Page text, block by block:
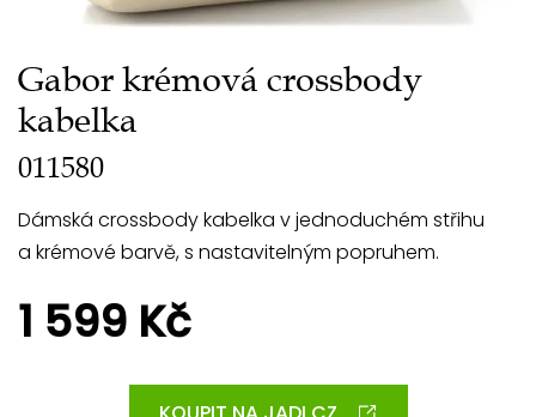
Gabor krémová crossbody
kabelka
011580
Dámská crossbody kabelka v jednoduchém střihu
a krémové barvě, s nastavitelným popruhem.
1 599 Kč